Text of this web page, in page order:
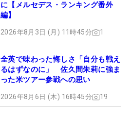
に【メルセデス・ランキング番外
編】
2026年8月3日 (月) 11時45分 1
全英で味わった悔しさ「自分も戦え
るはずなのに」 佐久間朱莉に強ま
った米ツアー参戦への思い
2026年8月6日 (木) 16時45分 19